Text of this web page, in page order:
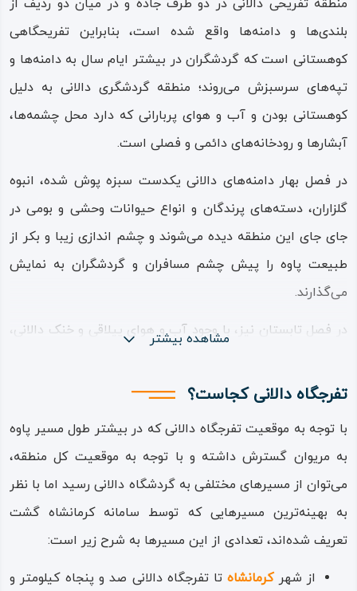
منطقه تفریحی دالانی در دو طرف جاده و در میان دو ردیف از
بلندی‌ها و دامنه‌ها واقع شده است، بنابراین تفریحگاهی
کوهستانی است که گردشگران در بیشتر ایام سال به دامنه‌ها و
تپه‌های سرسبزش می‌روند؛ منطقه گردشگری دالانی به دلیل
کوهستانی بودن و آب‌ و هوای پربارانی که دارد محل چشمه‌ها،
آبشارها و رودخانه‌های دائمی و فصلی است.
در فصل بهار دامنه‌های دالانی یکدست سبزه پوش شده، انبوه
گلزاران، دسته‌های پرندگان و انواع حیوانات وحشی و بومی در
جای‌ جای این منطقه دیده می‌شوند و چشم‌ اندازی زیبا و بکر از
طبیعت پاوه را پیش چشم مسافران و گردشگران به نمایش
می‌گذارند.
در فصل تابستان نیز، با وجود آب‌ و هوای ییلاقی و خنک دالانی،
ساله بسیاری از مسابقات و تورهای تخصصی مانند کوهپیمایی،
دالانی تدارک و اجرا می‌شوند.
یکی از این گردهمایی‌های جالب مربوط به تورها و گروه‌های
اخترشناسی و رصدکنندگان ستاره‌ها است که قله‌های بلند
مشرف به دشت‌های دالانی را برای این کار مناسب دانسته‌اند.
منطقه و مسیر دالانی افزون بر جذابیت‌ها و زیبایی‌های
مشاهده بیشتر
تفرجگاه دالانی کجاست؟
با توجه به موقعیت تفرجگاه دالانی که در بیشتر طول مسیر پاوه
به مریوان گسترش داشته و با توجه به موقعیت کل منطقه،‌
می‌توان از مسیرهای مختلفی به گردشگاه دالانی رسید اما با نظر
به بهینه‌ترین مسیرهایی که توسط سامانه کرمانشاه گشت
تعریف‌ شده‌اند، تعدادی از این مسیرها به شرح زیر است:
از شهرکرمانشاهتا تفرجگاه دالانی صد و پنجاه کیلومتر و